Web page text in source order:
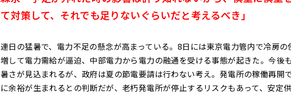
て対策して、それでも足りないぐらいだと考えるべき」
連日の猛暑で、電力不足の懸念が高まっている。8日には東京電力管内で冷房の
増して電力需給が逼迫、中部電力から電力の融通を受ける事態が起きた。今後
暑さが見込まれるが、政府は夏の節電要請は行わない考え。発電所の稼働再開
に余裕が生まれるとの判断だが、老朽発電所が停止するリスクもあって、安定